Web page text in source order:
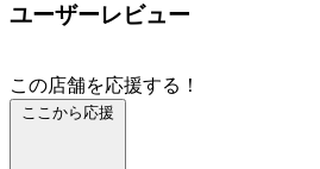
ユーザーレビュー
この店舗を応援する！
ここから応援